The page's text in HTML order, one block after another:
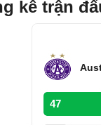
kê trận
47